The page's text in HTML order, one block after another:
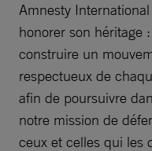
Amnesty
honorer son héritage
construire un
respectueux de
afin de poursuivre
notre mission de
ceux et celles qui les